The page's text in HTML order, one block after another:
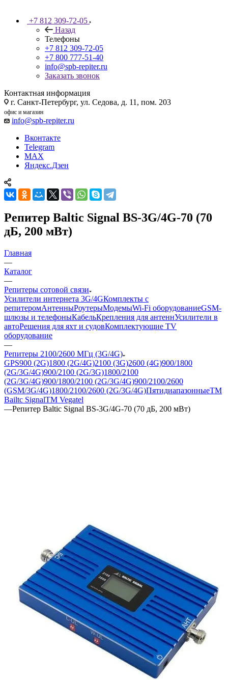
+7 812 309-72-05
Назад
Телефоны
+7 812 309-72-05
+7 800 777-51-40
info@spb-repiter.ru
Заказать звонок
Контактная информация
г. Санкт-Петербург, ул. Седова, д. 11, пом. 203
офис и магазин
info@spb-repiter.ru
Вконтакте
Telegram
MAX
Яндекс.Дзен
Репитер Baltic Signal BS-3G/4G-70 (70
дБ, 200 мВт)
Главная
—
Каталог
—
Репитеры сотовой связи
Усилители интернета 3G/4GКомплекты с
репитеромАнтенныРоутерыМодемыWi-Fi оборудованиеGSM-
шлюзы и телефоныКабельКрепления для антеннУсилители в
автоРешения для яхт и судовКомплектующие TV
оборудование
—
Репитеры 2100/2600 МГц (3G/4G)
GPS900 (2G)1800 (2G/4G)2100 (3G)2600 (4G)900/1800
(2G/3G/4G)900/2100 (2G/3G)1800/2100
(2G/3G/4G)900/1800/2100 (2G/3G/4G)900/2100/2600
(GSM/3G/4G)1800/2100/2600 (2G/3G/4G)ПятидиапазонныеТМ
Bailtc SignalТМ Vegatel
—Репитер Baltic Signal BS-3G/4G-70 (70 дБ, 200 мВт)